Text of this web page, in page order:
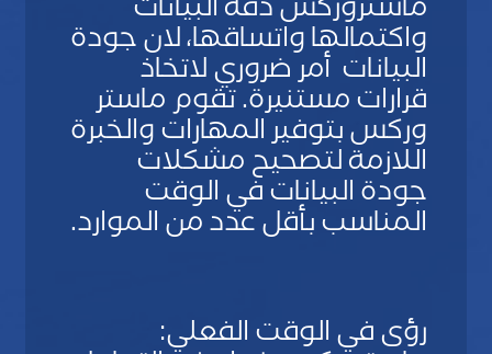
u
t
S
t
a
n
d
ماستروركس دقة البيانات
واكتمالها واتساقها، لان جودة
البيانات أمر ضروري لاتخاذ
قرارات مستنيرة. تقوم ماستر
وركس بتوفير المهارات والخبرة
اللازمة لتصحيح مشكلات
جودة البيانات في الوقت
المناسب بأقل عدد من الموارد.
Lرؤى في الوقت الفعلي: